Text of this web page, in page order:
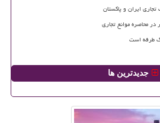
ایران و پاکستان
جدیدترین ها